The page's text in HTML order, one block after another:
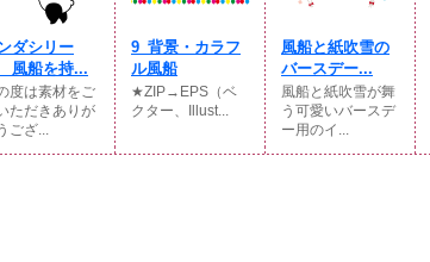
ダシリー
風船を持...
度は素材をご
ただきありが
ござ...
9_背景・カラフ
ル風船
★ZIP→EPS（ベ
クター、Illust...
風船と紙吹雪の
バースデー...
風船と紙吹雪が舞
う可愛いバースデ
ー用のイ...